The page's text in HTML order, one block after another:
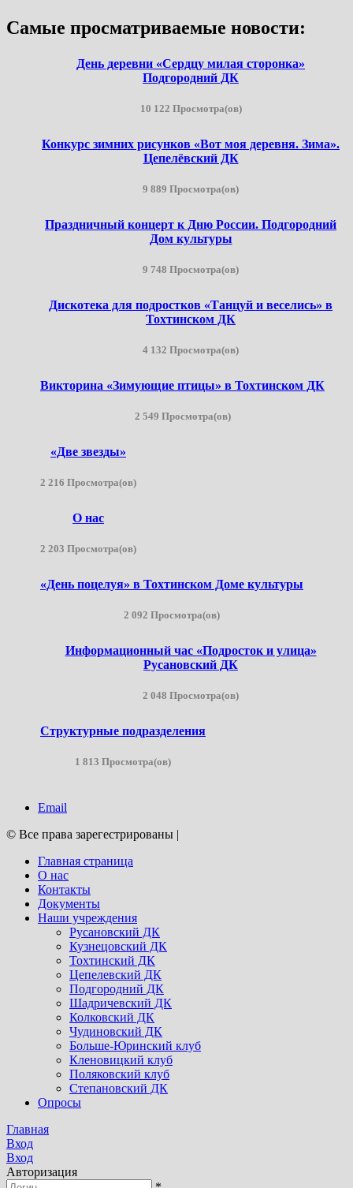
Самые просматриваемые новости:
День деревни «Сердцу милая сторонка»
Подгородний ДК
10 122 Просмотра(ов)
Конкурс зимних рисунков «Вот моя деревня. Зима».
Цепелёвский ДК
9 889 Просмотра(ов)
Праздничный концерт к Дню России. Подгородний
Дом культуры
9 748 Просмотра(ов)
Дискотека для подростков «Танцуй и веселись» в
Тохтинском ДК
4 132 Просмотра(ов)
Викторина «Зимующие птицы» в Тохтинском ДК
2 549 Просмотра(ов)
«Две звезды»
2 216 Просмотра(ов)
О нас
2 203 Просмотра(ов)
«День поцелуя» в Тохтинском Доме культуры
2 092 Просмотра(ов)
Информационный час «Подросток и улица»
Русановский ДК
2 048 Просмотра(ов)
Структурные подразделения
1 813 Просмотра(ов)
Email
© Все права зарегестрированы |
Главная страница
О нас
Контакты
Документы
Наши учреждения
Русановский ДК
Кузнецовский ДК
Тохтинский ДК
Цепелевский ДК
Подгородний ДК
Шадричевский ДК
Колковский ДК
Чудиновский ДК
Больше-Юринский клуб
Кленовицкий клуб
Поляковский клуб
Степановский ДК
Опросы
Главная
Вход
Вход
Авторизация